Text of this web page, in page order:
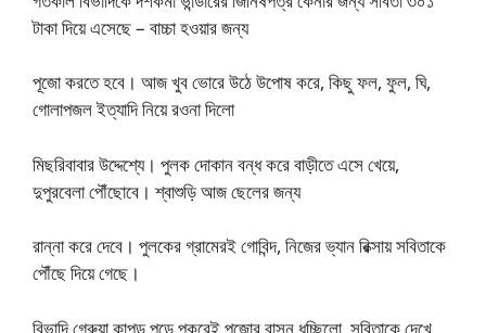
টাকা দিয়ে এসেছে – বাচ্চা হওয়ার জন্য
পূজো করতে হবে। আজ খুব ভোরে উঠে উপোষ করে, কিছু ফল, ফুল, ঘি,
গোলাপজল ইত্যাদি নিয়ে রওনা দিলো
মিছরিবাবার উদ্দেশ্যে। পুলক দোকান বন্ধ করে বাড়ীতে এসে খেয়ে,
দুপুরবেলা পৌঁছোবে। শ্বাশুড়ি আজ ছেলের জন্য
রান্না করে দেবে। পুলকের গ্রামেরই গোবিন্দ, নিজের ভ্যান রিক্সায় সবিতাকে
পৌঁছে দিয়ে গেছে।
বিভাদি গেরুয়া কাপড় পড়ে পুকুরেই পূজোর বাসন ধুচ্ছিলো, সবিতাকে দেখে